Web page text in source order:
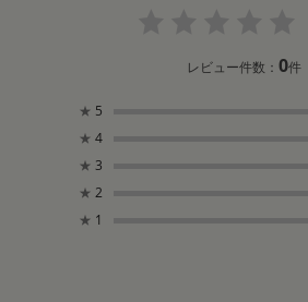
レビュー件数：0件
★ 5
★ 4
★ 3
★ 2
★ 1